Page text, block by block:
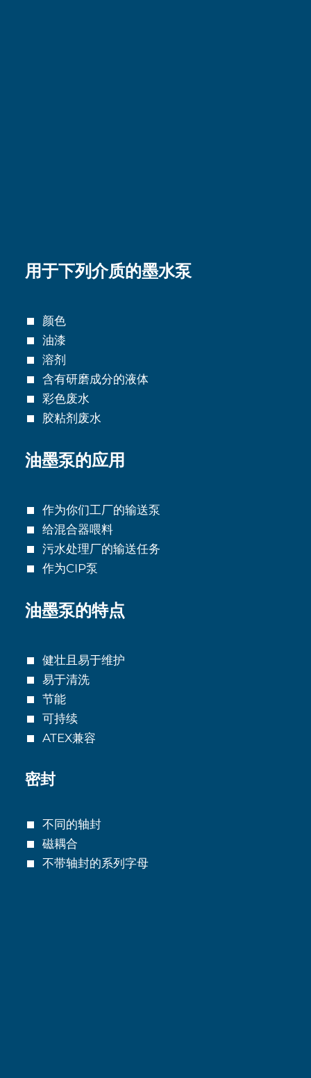
用于下列介质的墨水泵
颜色
油漆
溶剂
含有研磨成分的液体
彩色废水
胶粘剂废水
油墨泵的应用
作为你们工厂的输送泵
给混合器喂料
污水处理厂的输送任务
作为CIP泵
油墨泵的特点
健壮且易于维护
易于清洗
节能
可持续
ATEX兼容
密封
不同的轴封
磁耦合
不带轴封的系列字母